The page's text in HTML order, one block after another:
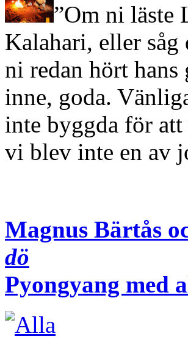
”Om ni läste
Kalahari, eller såg
ni redan hört hans
inne, goda.
inte byggda för att
vi blev inte en av
Magnus Bärtås
dö
Pyongyang med